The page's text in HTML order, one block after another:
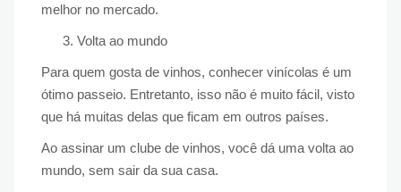
melhor no mercado.
Volta ao mundo
Para quem gosta de vinhos, conhecer vinícolas é um
ótimo passeio. Entretanto, isso não é muito fácil, visto
que há muitas delas que ficam em outros países.
Ao assinar um clube de vinhos, você dá uma volta ao
mundo, sem sair da sua casa.